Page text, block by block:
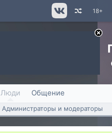
18+
Люди Общение
Администраторы и модераторы